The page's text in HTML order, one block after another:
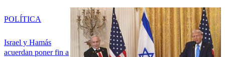
Israel y Hamás
acuerdan poner fin a
POLÍTICA